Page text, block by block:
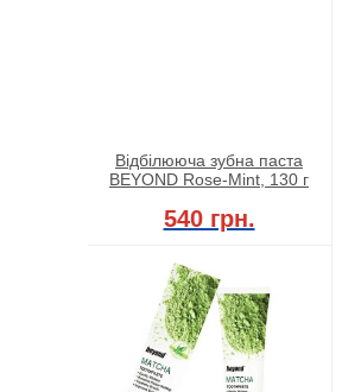
Відбілююча зубна паста
BEYOND Rose-Mint, 130 г
540 грн.